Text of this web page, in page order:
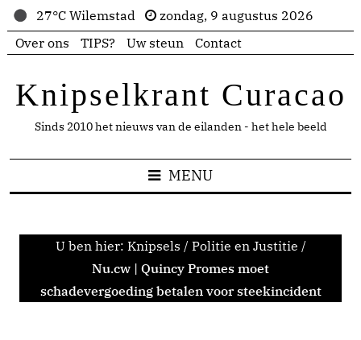
27°C Wilemstad
zondag, 9 augustus 2026
Over ons
TIPS? Uw steun Contact
Knipselkrant Curacao
Sinds 2010 het nieuws van de eilanden - het hele beeld
MENU
U ben hier: Knipsels / Politie en Justitie /
Nu.cw | Quincy Promes moet
schadevergoeding betalen voor steekincident